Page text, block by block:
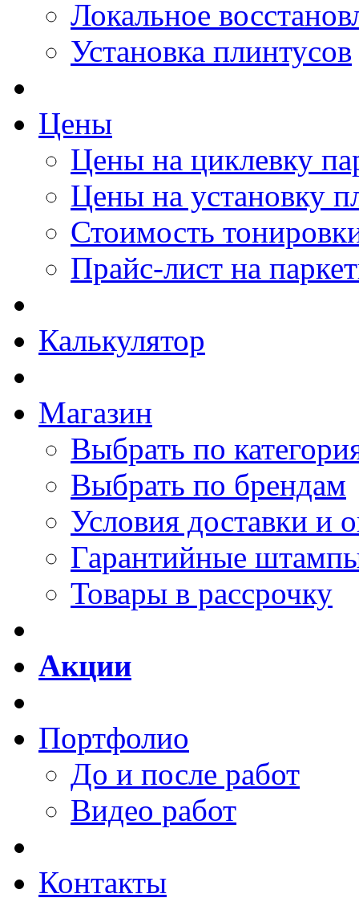
Локальное
Установка плинтусов
Цены
Цены на циклевку
Цены на установку
Стоимость
Прайс-лист на
Калькулятор
Магазин
Выбрать по
Выбрать по брендам
Условия доставки и
Гарантийные
Товары в рассрочку
Акции
Портфолио
До и после работ
Видео работ
Контакты